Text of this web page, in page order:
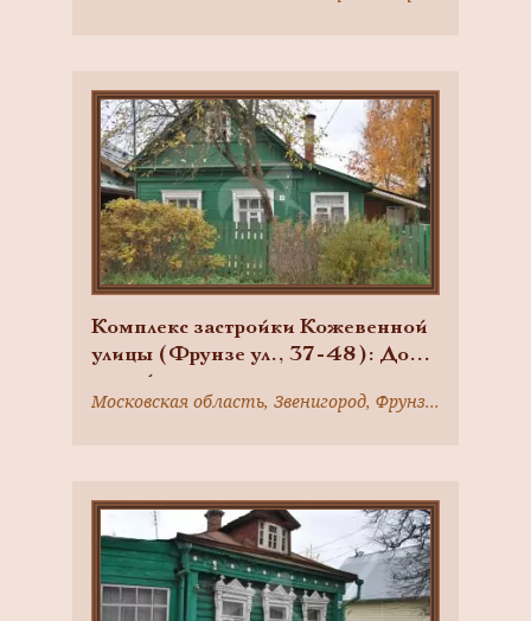
Комплекс застройки Кожевенной
улицы (Фрунзе ул., 37-48): Дом
жилой
Московская область, Звенигород, Фрунзе ул., 44